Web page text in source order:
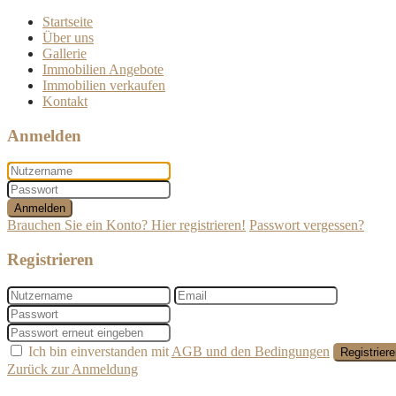
Startseite
Über uns
Gallerie
Immobilien Angebote
Immobilien verkaufen
Kontakt
Anmelden
Anmelden
Brauchen Sie ein Konto? Hier registrieren! Passwort vergessen?
Registrieren
Ich bin einverstanden mit AGB und den Bedingungen
Zurück zur Anmeldung